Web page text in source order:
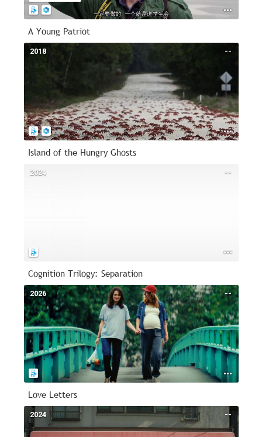
A Young Patriot
--
2018
Island of the Hungry Ghosts
--
2024
Cognition Trilogy: Separation
--
2026
Love Letters
--
2024